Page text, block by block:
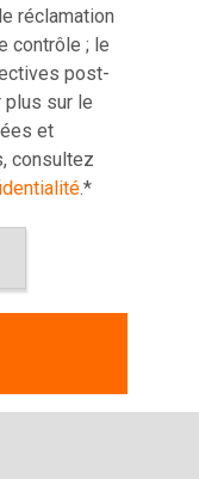
réclamation
contrôle ; le
post-
plus sur le
et
consultez
.*